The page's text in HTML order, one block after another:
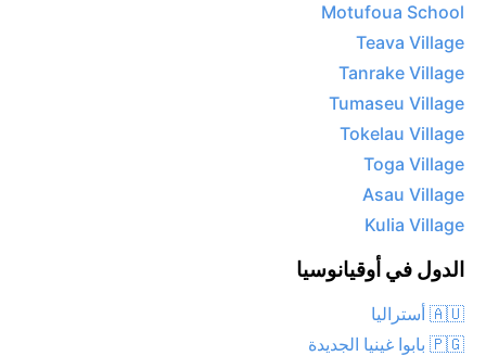
Motufoua School
Teava Village
Tanrake Village
Tumaseu Village
Tokelau Village
Toga Village
Asau Village
Kulia Village
الدول في أوقيانوسيا
🇦🇺 أستراليا
🇵🇬 بابوا غينيا الجديدة